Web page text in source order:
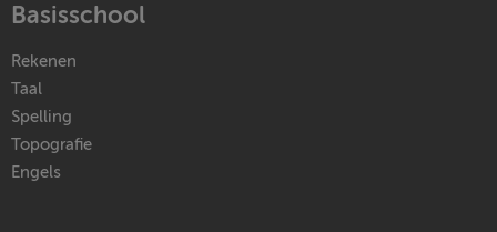
Basisschool
Rekenen
Taal
Spelling
Topografie
Engels